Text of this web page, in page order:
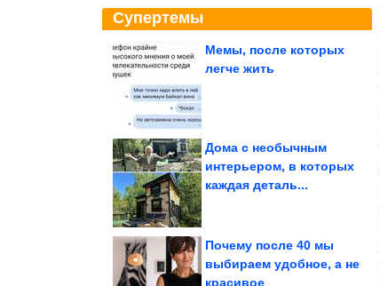
Супертемы
Ученые определили
Мемы, после которых
легче жить
Дома с необычным
интерьером, в которых
каждая деталь...
Почему после 40 мы
выбираем удобное, а не
красивое